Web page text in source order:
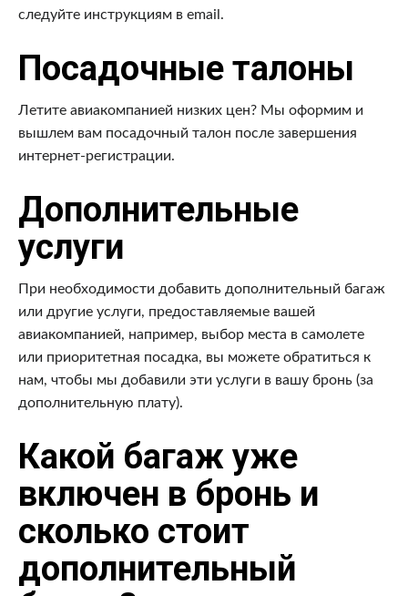
следуйте инструкциям в email.
Посадочные талоны
Летите авиакомпанией низких цен? Мы оформим и
вышлем вам посадочный талон после завершения
интернет-регистрации.
Дополнительные
услуги
При необходимости добавить дополнительный багаж
или другие услуги, предоставляемые вашей
авиакомпанией, например, выбор места в самолете
или приоритетная посадка, вы можете обратиться к
нам, чтобы мы добавили эти услуги в вашу бронь (за
дополнительную плату).
Какой багаж уже
включен в бронь и
сколько стоит
дополнительный